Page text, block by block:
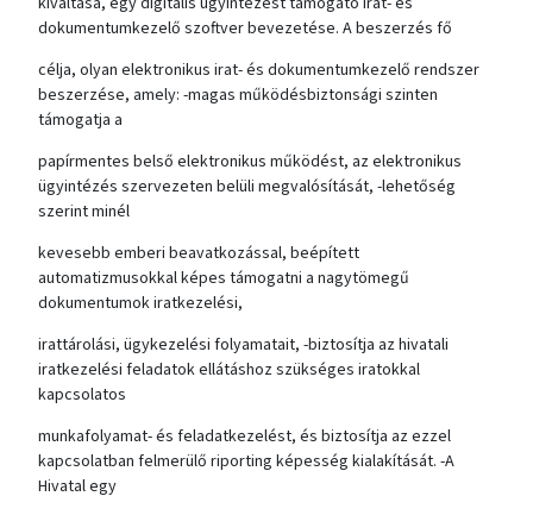
dokumentumkezelő szoftver bevezetése. A beszerzés fő
célja, olyan elektronikus irat- és dokumentumkezelő rendszer
beszerzése, amely: -magas működésbiztonsági szinten
támogatja a
papírmentes belső elektronikus működést, az elektronikus
ügyintézés szervezeten belüli megvalósítását, -lehetőség
szerint minél
kevesebb emberi beavatkozással, beépített
automatizmusokkal képes támogatni a nagytömegű
dokumentumok iratkezelési,
irattárolási, ügykezelési folyamatait, -biztosítja az hivatali
iratkezelési feladatok ellátáshoz szükséges iratokkal
kapcsolatos
munkafolyamat- és feladatkezelést, és biztosítja az ezzel
kapcsolatban felmerülő riporting képesség kialakítását. -A
Hivatal egy